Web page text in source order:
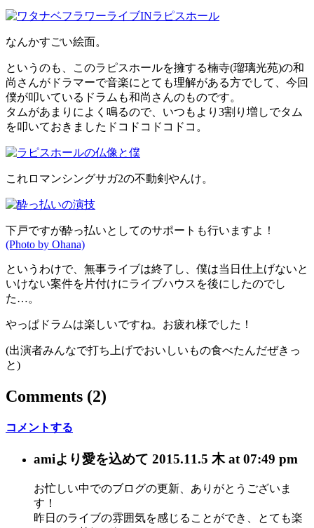
なんかすごい絵面。
というのも、このラピスホールを擁する楠寺(瑠璃光苑)の和
尚さんがドラマーで音楽にとても理解がある方でして、今回
僕が叩いているドラムも和尚さんのものです。
タムがあまりによく鳴るので、いつもより3割り増しでタム
を叩いておきましたドコドコドコドコ。
これロマンシングサガ2の不動剣やんけ。
下戸ですが酔っ払いとしてのサポートも行いますよ！
(Photo by Ohana)
というわけで、無事ライブは終了し、僕は当日仕上げないと
いけない案件を片付けにライブハウスを後にしたのでし
た…。
やっぱドラムは楽しいですね。お疲れ様でした！
(出演者みんなで打ち上げでおいしいもの食べたんだぜきっ
と)
Comments (2)
コメントする
amiより愛を込めて 2015.11.5 木 at 07:49 pm
お忙しい中でのブログの更新、ありがとうございま
す！
昨日のライブの雰囲気を感じることができ、とても楽